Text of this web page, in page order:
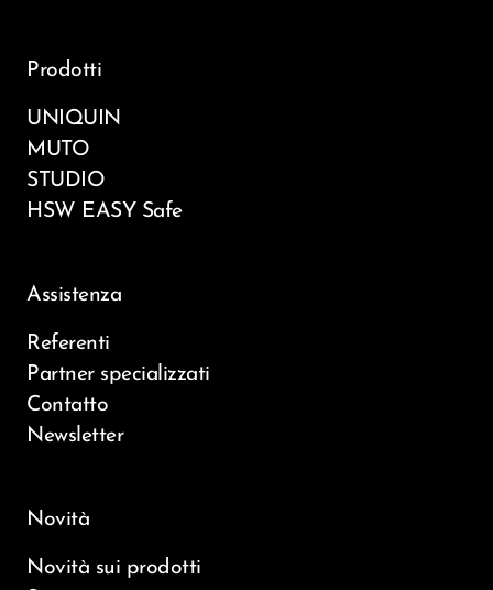
Prodotti
UNIQUIN
MUTO
STUDIO
HSW EASY Safe
Assistenza
Referenti
Partner specializzati
Contatto
Newsletter
Novità
Novità sui prodotti